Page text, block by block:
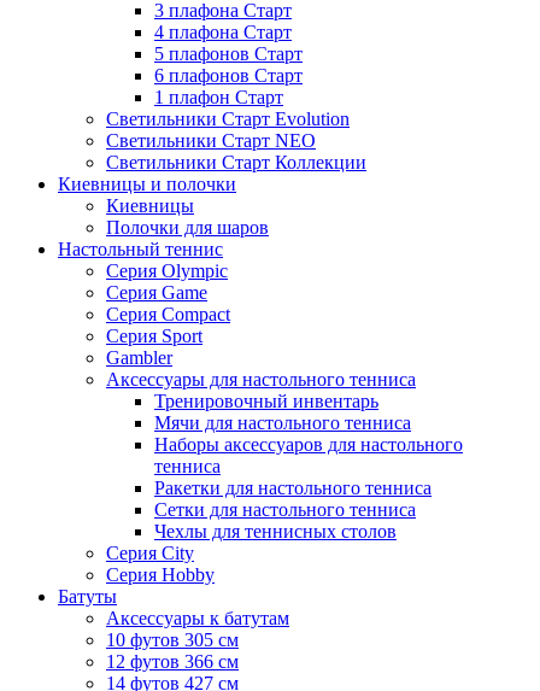
3 плафона Старт
4 плафона Старт
5 плафонов Старт
6 плафонов Старт
1 плафон Старт
Светильники Старт Evolution
Светильники Старт NEO
Светильники Старт Коллекции
Киевницы и полочки
Киевницы
Полочки для шаров
Настольный теннис
Серия Olympic
Серия Game
Серия Compact
Серия Sport
Gambler
Аксессуары для настольного тенниса
Тренировочный инвентарь
Мячи для настольного тенниса
Наборы аксессуаров для настольного
тенниса
Ракетки для настольного тенниса
Сетки для настольного тенниса
Чехлы для теннисных столов
Серия City
Серия Hobby
Батуты
Аксессуары к батутам
10 футов 305 см
12 футов 366 см
14 футов 427 см